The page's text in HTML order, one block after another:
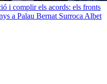
i complir els acords: els fronts
a Palau Bernat Surroca Albet